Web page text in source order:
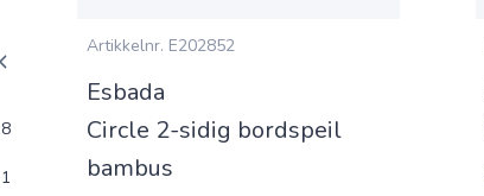
8
1
Artikkelnr. E202852
Esbada
Circle 2-sidig bordspeil
bambus